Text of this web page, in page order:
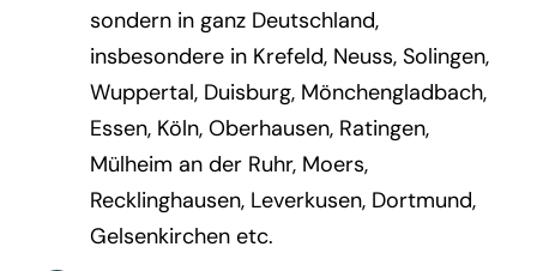
sondern in ganz Deutschland,
insbesondere in Krefeld, Neuss, Solingen,
Wuppertal, Duisburg, Mönchengladbach,
Essen, Köln, Oberhausen, Ratingen,
Mülheim an der Ruhr, Moers,
Recklinghausen, Leverkusen, Dortmund,
Gelsenkirchen etc.